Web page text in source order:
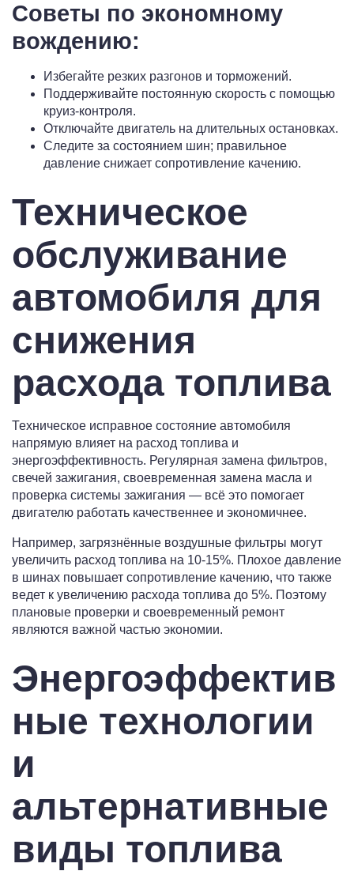
Советы по экономному
вождению:
Избегайте резких разгонов и торможений.
Поддерживайте постоянную скорость с помощью
круиз-контроля.
Отключайте двигатель на длительных остановках.
Следите за состоянием шин; правильное
давление снижает сопротивление качению.
Техническое
обслуживание
автомобиля для
снижения
расхода топлива
Техническое исправное состояние автомобиля
напрямую влияет на расход топлива и
энергоэффективность. Регулярная замена фильтров,
свечей зажигания, своевременная замена масла и
проверка системы зажигания — всё это помогает
двигателю работать качественнее и экономичнее.
Например, загрязнённые воздушные фильтры могут
увеличить расход топлива на 10-15%. Плохое давление
в шинах повышает сопротивление качению, что также
ведет к увеличению расхода топлива до 5%. Поэтому
плановые проверки и своевременный ремонт
являются важной частью экономии.
Энергоэффектив
ные технологии
и
альтернативные
виды топлива